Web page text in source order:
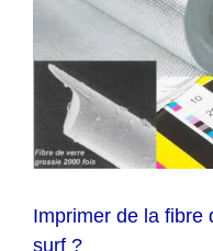
Imprimer de la fibre
surf ?